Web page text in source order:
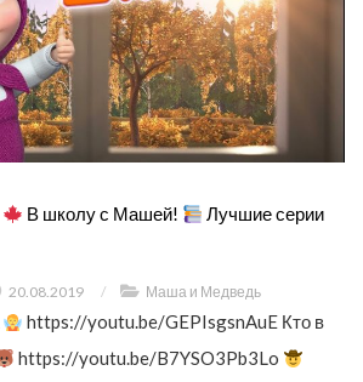
В школу с Машей!
Лучшие серии
20.08.2019 / Маша и Медведь
https://youtu.be/GEPIsgsnAuE Кто в
https://youtu.be/B7YSO3Pb3Lo